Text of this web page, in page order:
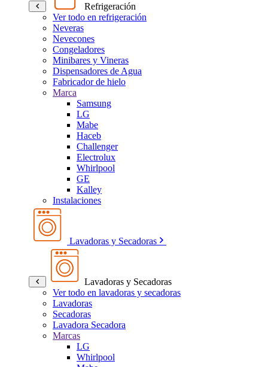
Refrigeración
Ver todo en refrigeración
Neveras
Nevecones
Congeladores
Minibares y Vineras
Dispensadores de Agua
Fabricador de hielo
Marca
Samsung
LG
Mabe
Haceb
Challenger
Electrolux
Whirlpool
GE
Kalley
Instalaciones
Lavadoras y Secadoras
Lavadoras y Secadoras
Ver todo en lavadoras y secadoras
Lavadoras
Secadoras
Lavadora Secadora
Marcas
LG
Whirlpool